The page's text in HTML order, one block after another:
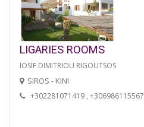
LIGARIES ROOMS
IOSIF DIMITRIOU RIGOUTSOS
SIROS - KINI
+302281071419 , +306986115567